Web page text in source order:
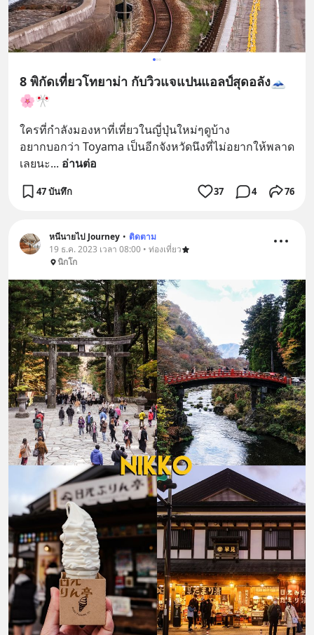
8 พิกัดเที่ยวโทยาม่า กับวิวแจแปนแอลป์สุดอลัง🗻
🌸🎌
ใครที่กำลังมองหาที่เที่ยวในญี่ปุ่นใหม่ๆดูบ้าง
อยากบอกว่า Toyama เป็นอีกจังหวัดนึงที่ไม่อยากให้พลาด
เลยนะ... อ่านต่อ
47 บันทึก 37 4 76
หนีนายไป Journey • ติดตาม
19 ธ.ค. 2023 เวลา 08:00 • ท่องเที่ยว
นิกโก